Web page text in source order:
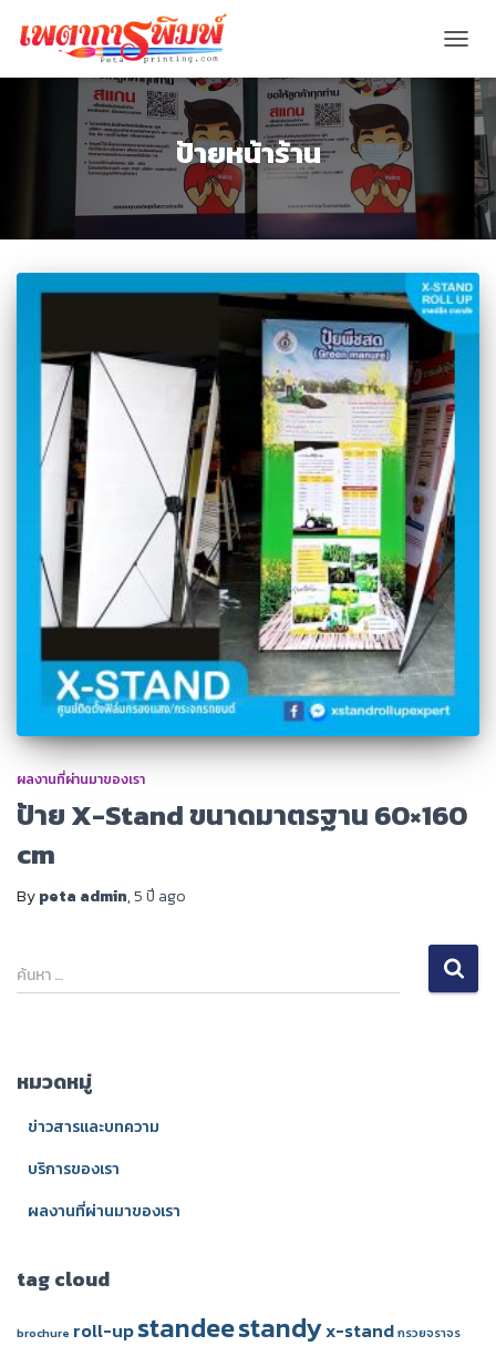
ป้ายหน้าร้าน
ผลงานที่ผ่านมาของเรา
ป้าย X-Stand ขนาดมาตรฐาน 60×160
cm
Bypeta admin,5 ปี ago
ค้
น
ห
ค้นหา …
หมวดหมู่
ข่าวสารและบทความ
บริการของเรา
ผลงานที่ผ่านมาของเรา
tag cloud
brochure roll-upstandeestandyx-standกรวยจราจร